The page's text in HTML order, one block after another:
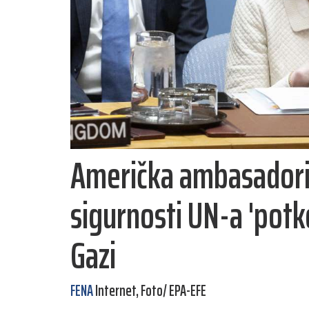
Američka
sigurnosti UN-a
Gazi
FENAInternet, Foto/ EPA-EFE